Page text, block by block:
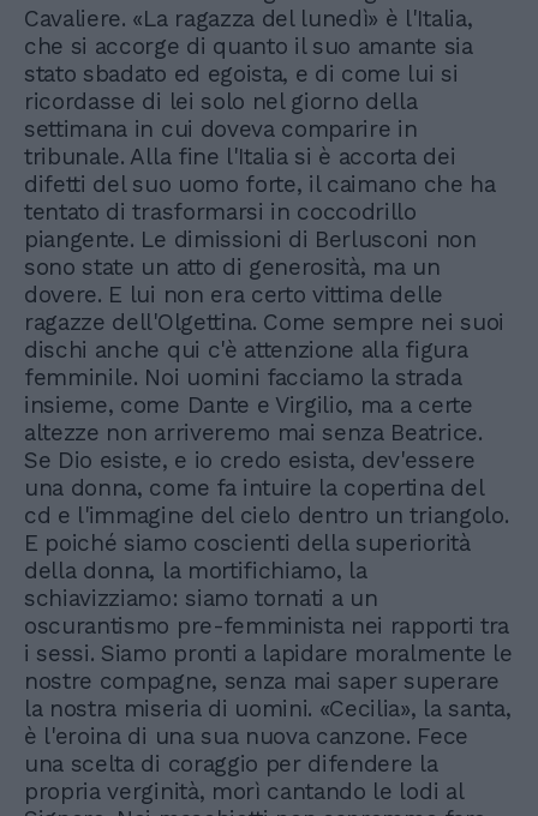
Cavaliere. «La ragazza del lunedì» è l'Italia,
che si accorge di quanto il suo amante sia
stato sbadato ed egoista, e di come lui si
ricordasse di lei solo nel giorno della
settimana in cui doveva comparire in
tribunale. Alla fine l'Italia si è accorta dei
difetti del suo uomo forte, il caimano che ha
tentato di trasformarsi in coccodrillo
piangente. Le dimissioni di Berlusconi non
sono state un atto di generosità, ma un
dovere. E lui non era certo vittima delle
ragazze dell'Olgettina. Come sempre nei suoi
dischi anche qui c'è attenzione alla figura
femminile. Noi uomini facciamo la strada
insieme, come Dante e Virgilio, ma a certe
altezze non arriveremo mai senza Beatrice.
Se Dio esiste, e io credo esista, dev'essere
una donna, come fa intuire la copertina del
cd e l'immagine del cielo dentro un triangolo.
E poiché siamo coscienti della superiorità
della donna, la mortifichiamo, la
schiavizziamo: siamo tornati a un
oscurantismo pre-femminista nei rapporti tra
i sessi. Siamo pronti a lapidare moralmente le
nostre compagne, senza mai saper superare
la nostra miseria di uomini. «Cecilia», la santa,
è l'eroina di una sua nuova canzone. Fece
una scelta di coraggio per difendere la
propria verginità, morì cantando le lodi al